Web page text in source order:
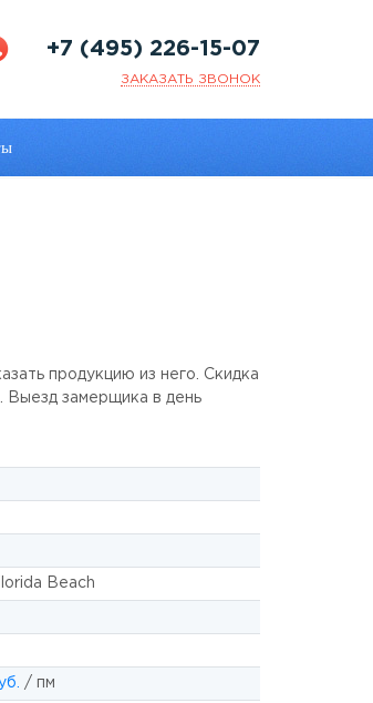
+7 (495) 226-15-07
ЗАКАЗАТЬ ЗВОНОК
продукцию из него. Скидка
Выезд замерщика в день
Beach
/ пм